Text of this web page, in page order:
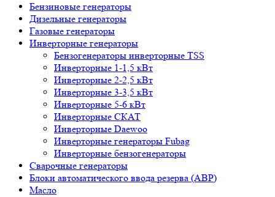
Бензиновые генераторы
Дизельные генераторы
Газовые генераторы
Инверторные генераторы
Бензогенераторы инверторные TSS
Инверторные 1-1,5 кВт
Инверторные 2-2,5 кВт
Инверторные 3-3,5 кВт
Инверторные 5-6 кВт
Инверторные СКАТ
Инверторные Daewoo
Инверторные генераторы Fubag
Инверторные бензогенераторы
Сварочные генераторы
Блоки автоматического ввода резерва (АВР)
Масло